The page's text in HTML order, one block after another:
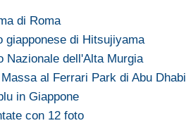
di Roma
giapponese di Hitsujiyama
Nazionale dell'Alta Murgia
al Ferrari Park di Abu Dhabi
in Giappone
con 12 foto